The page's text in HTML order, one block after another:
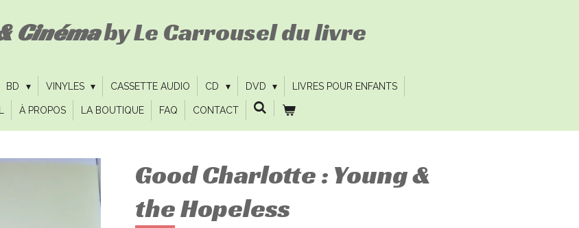
Cinémaby Le Carrousel du livre
BD VINYLES CASSETTE AUDIO CD DVD LIVRES POUR ENFANTS
À PROPOS LA BOUTIQUE FAQ CONTACT
Good Charlotte : Young &
the Hopeless